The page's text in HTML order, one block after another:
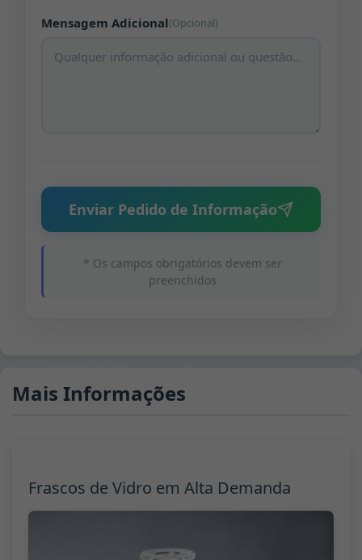
Mensagem Adicional(Opcional)
Enviar Pedido de Informação
* Os campos obrigatórios devem ser
preenchidos
Mais Informações
Frascos de Vidro em Alta Demanda